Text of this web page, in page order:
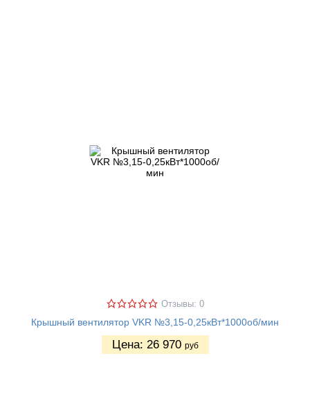
Отзывы: 0
Крышный вентилятор VKR №3,15-0,25кВт*1000об/мин
Цена: 26 970 руб